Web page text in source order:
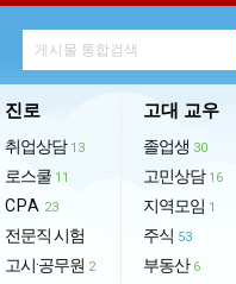
진로
취업상담 13
로스쿨 11
CPA 23
전문직 시험
고시·공무원 2
고대 교우
졸업생 30
고민상담 16
지역모임 1
주식 53
부동산 6